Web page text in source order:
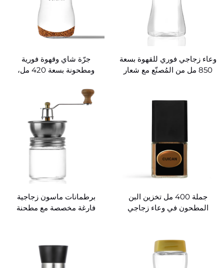
وعاء زجاجي فوري للقهوة بسعة
850 مل من المُصنّع مع شعار
جرّة شاي وقهوة فورية
ومطحونة بسعة 420 مل،
جملة 400 مل تخزين البن
المطحون في وعاء زجاجي
برطمانات ماسون زجاجية
فارغة مخصصة مع مطحنة